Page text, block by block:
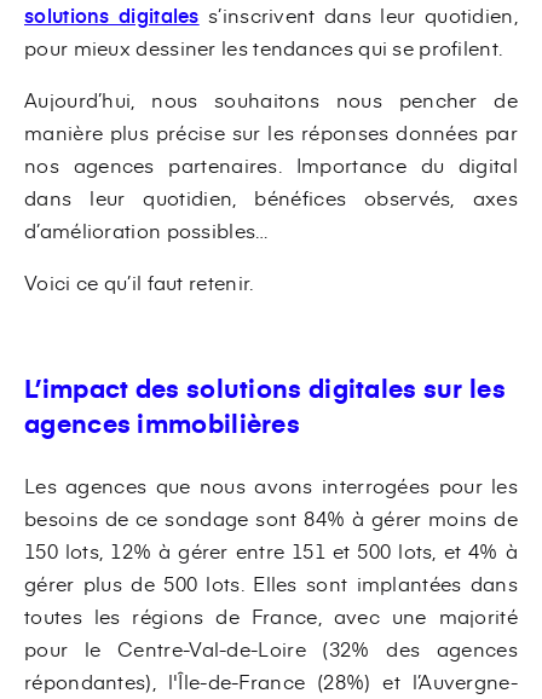
solutions digitales s’inscrivent dans leur quotidien,
pour mieux dessiner les tendances qui se profilent.
Aujourd’hui, nous souhaitons nous pencher de
manière plus précise sur les réponses données par
nos agences partenaires. Importance du digital
dans leur quotidien, bénéfices observés, axes
d’amélioration possibles…
Voici ce qu’il faut retenir.
L’impact des solutions digitales sur les
agences immobilières
Les agences que nous avons interrogées pour les
besoins de ce sondage sont 84% à gérer moins de
150 lots, 12% à gérer entre 151 et 500 lots, et 4% à
gérer plus de 500 lots. Elles sont implantées dans
toutes les régions de France, avec une majorité
pour le Centre-Val-de-Loire (32% des agences
répondantes), l'Île-de-France (28%) et l’Auvergne-